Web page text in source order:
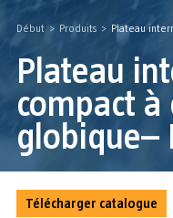
Début > Produits > Plateau
Plateau
compact à
globique–
Télécharger catalogue